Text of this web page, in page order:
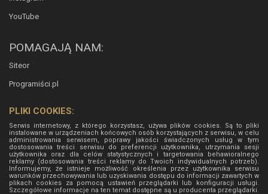
YouTube
POMAGAJĄ NAM:
Siteor
Programiści.pl
PLIKI COOKIES:
Serwis internetowy, z którego korzystasz, używa plików cookies. Są to pliki
instalowane w urządzeniach końcowych osób korzystających z serwisu, w celu
administrowania serwisem, poprawy jakości świadczonych usług w tym
dostosowania treści serwisu do preferencji użytkownika, utrzymania sesji
użytkownika oraz dla celów statystycznych i targetowania behawioralnego
reklamy (dostosowania treści reklamy do Twoich indywidualnych potrzeb).
Informujemy, że istnieje możliwość określenia przez użytkownika serwisu
warunków przechowywania lub uzyskiwania dostępu do informacji zawartych w
plikach cookies za pomocą ustawień przeglądarki lub konfiguracji usługi.
Szczegółowe informacje na ten temat dostępne są u producenta przeglądarki.